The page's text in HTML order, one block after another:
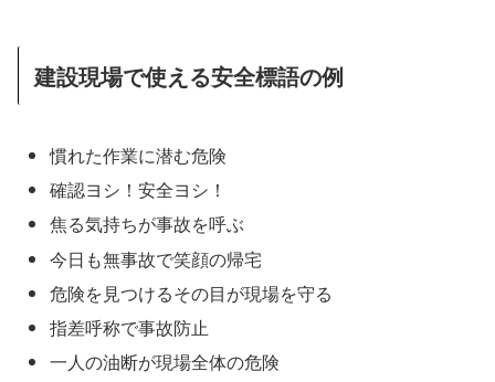
建設現場で使える安全標語の例
慣れた作業に潜む危険
確認ヨシ！安全ヨシ！
焦る気持ちが事故を呼ぶ
今日も無事故で笑顔の帰宅
危険を見つけるその目が現場を守る
指差呼称で事故防止
一人の油断が現場全体の危険